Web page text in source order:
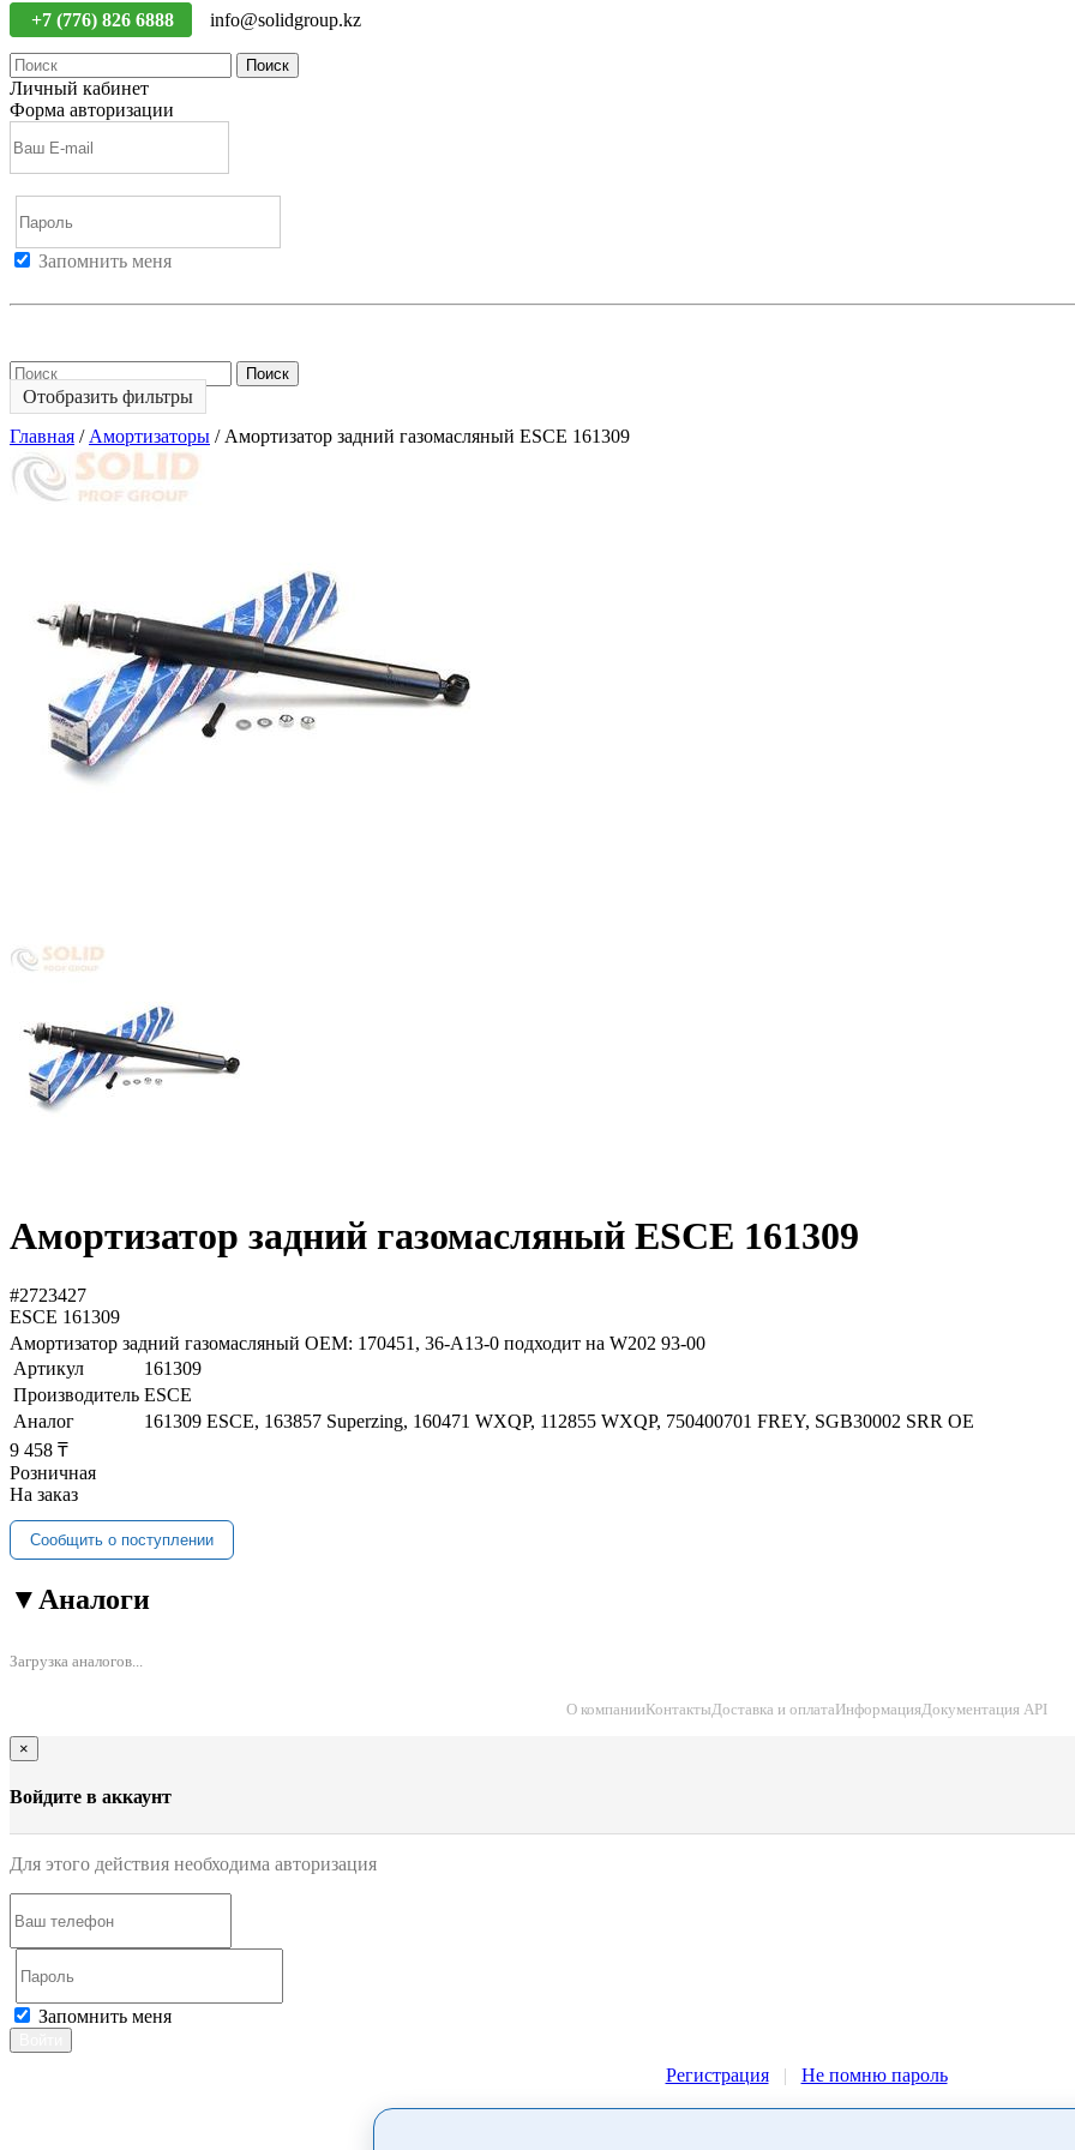
+7 (776) 826 6888 info@solidgroup.kz
Поиск
Личный кабинет
Форма авторизации
Запомнить меня
Поиск
Отобразить фильтры
Главная / Амортизаторы / Амортизатор задний газомасляный ESCE 161309
Амортизатор задний газомасляный ESCE 161309
#2723427
ESCE 161309
Амортизатор задний газомасляный OEM: 170451, 36-A13-0 подходит на W202 93-00
Артикул
161309
Производитель ESCE
Аналог
161309 ESCE, 163857 Superzing, 160471 WXQP, 112855 WXQP, 750400701 FREY, SGB30002 SRR OE
9 458 ₸
Розничная
На заказ
Сообщить о поступлении
▼ Аналоги
Загрузка аналогов...
О компанииКонтактыДоставка и оплатаИнформацияДокументация API
×
Войдите в аккаунт
Для этого действия необходима авторизация
Запомнить меня
Регистрация | Не помню пароль